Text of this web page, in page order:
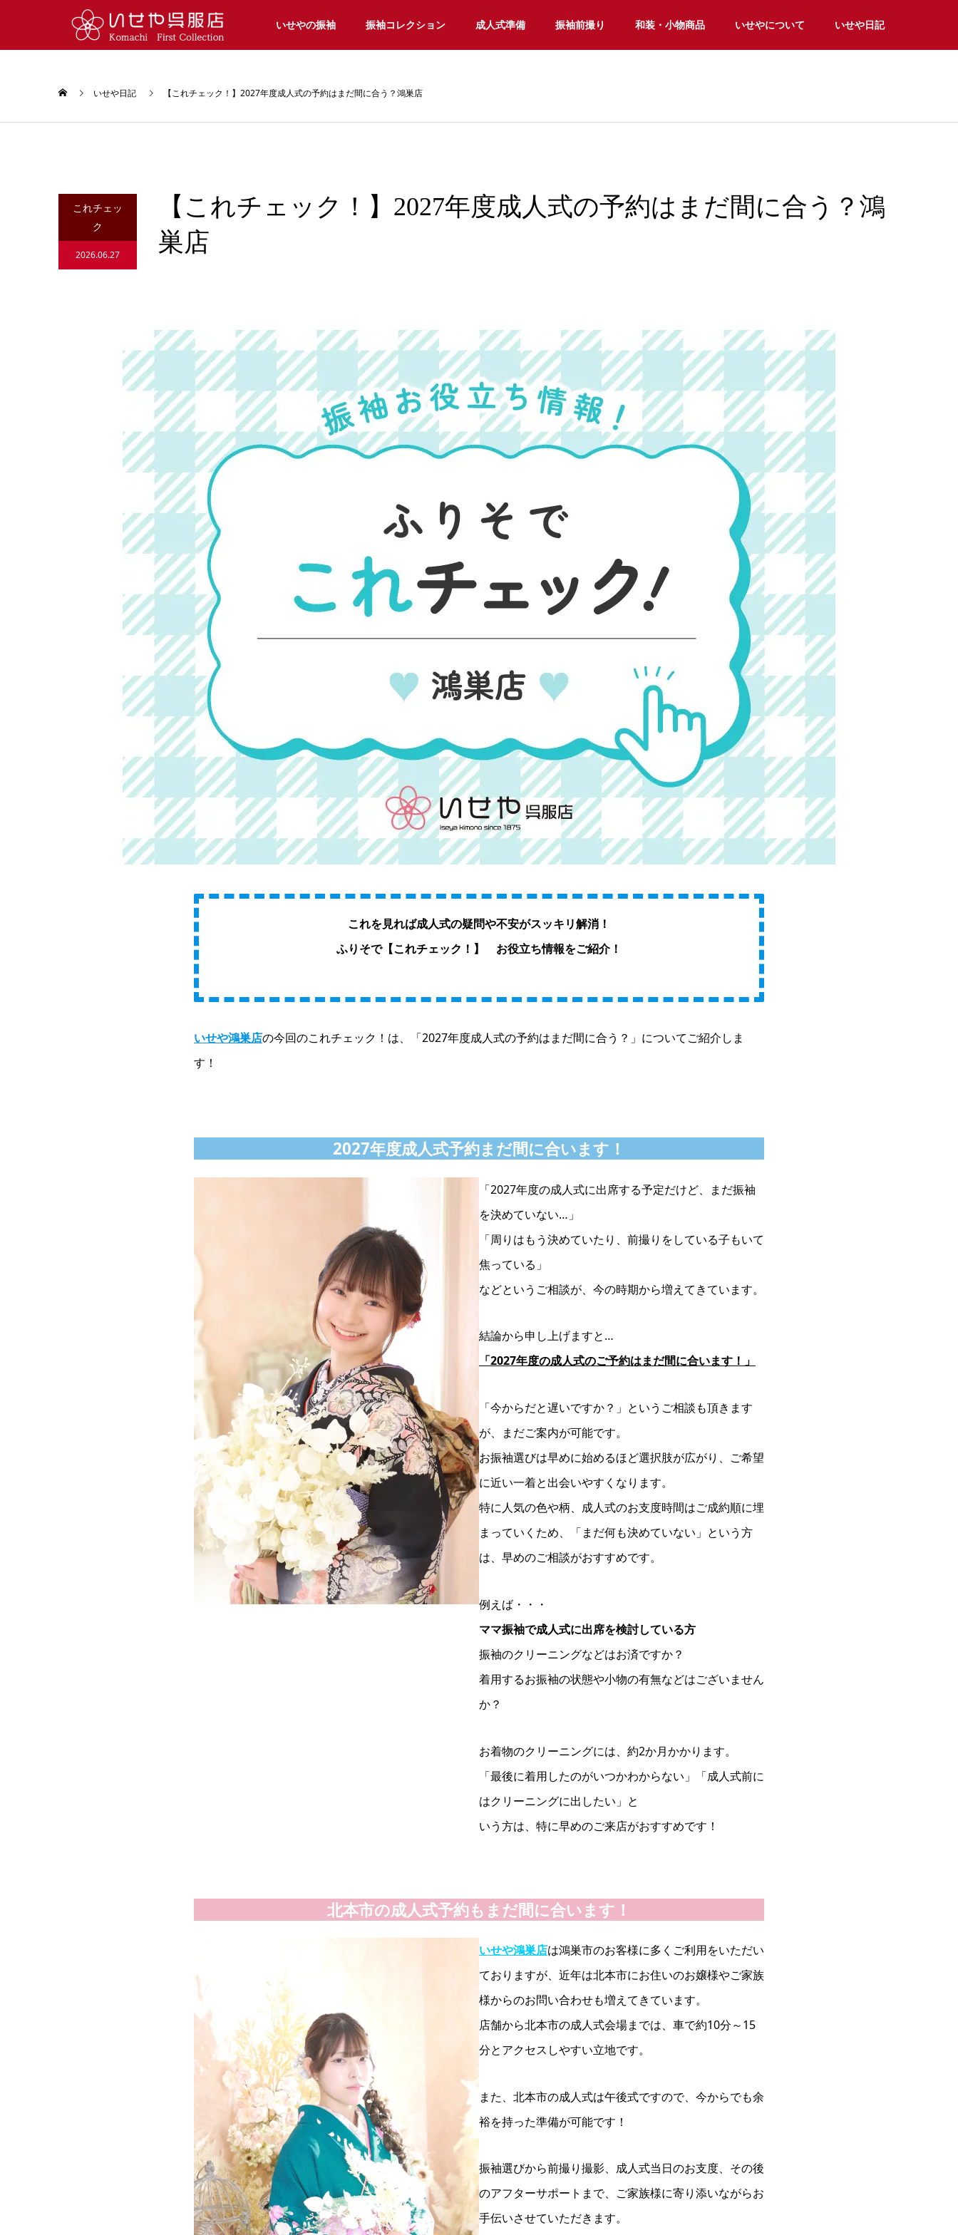
いせやの振袖 振袖コレクション 成人式準備 振袖前撮り 和装・小物商品 いせやについて いせや日記
いせや日記 【これチェック！】2027年度成人式の予約はまだ間に合う？鴻巣店
これチェッ
ク
2026.06.27
【これチェック！】2027年度成人式の予約はまだ間に合う？鴻
巣店
これを見れば成人式の疑問や不安がスッキリ解消！
ふりそで【これチェック！】 お役立ち情報をご紹介！
いせや鴻巣店の今回のこれチェック！は、「2027年度成人式の予約はまだ間に合う？」についてご紹介しま
す！
2027年度成人式予約まだ間に合います！
「2027年度の成人式に出席する予定だけど、まだ振袖
を決めていない…」
「周りはもう決めていたり、前撮りをしている子もいて
焦っている」
などというご相談が、今の時期から増えてきています。
結論から申し上げますと…
「2027年度の成人式のご予約はまだ間に合います！」
「今からだと遅いですか？」というご相談も頂きます
が、まだご案内が可能です。
お振袖選びは早めに始めるほど選択肢が広がり、ご希望
に近い一着と出会いやすくなります。
特に人気の色や柄、成人式のお支度時間はご成約順に埋
まっていくため、「まだ何も決めていない」という方
は、早めのご相談がおすすめです。
例えば・・・
ママ振袖で成人式に出席を検討している方
振袖のクリーニングなどはお済ですか？
着用するお振袖の状態や小物の有無などはございません
か？
お着物のクリーニングには、約2か月かかります。
「最後に着用したのがいつかわからない」「成人式前に
はクリーニングに出したい」と
いう方は、特に早めのご来店がおすすめです！
北本市の成人式予約もまだ間に合います！
いせや鴻巣店は鴻巣市のお客様に多くご利用をいただい
ておりますが、近年は北本市にお住いのお嬢様やご家族
様からのお問い合わせも増えてきています。
店舗から北本市の成人式会場までは、車で約10分～15
分とアクセスしやすい立地です。
また、北本市の成人式は午後式ですので、今からでも余
裕を持った準備が可能です！
振袖選びから前撮り撮影、成人式当日のお支度、その後
のアフターサポートまで、ご家族様に寄り添いながらお
手伝いさせていただきます。